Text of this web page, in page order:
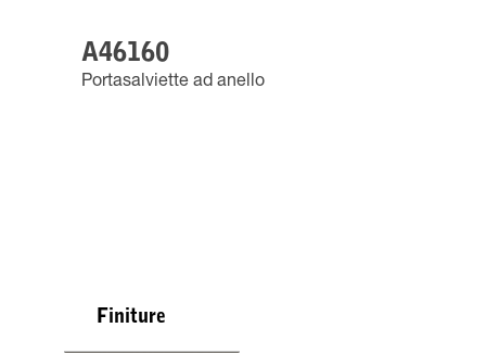
A46160
Portasalviette ad anello
Finiture